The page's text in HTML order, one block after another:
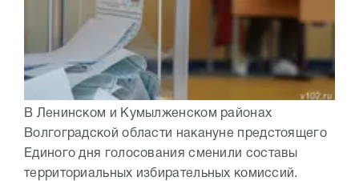
В Ленинском и Кумылженском районах
Волгоградской области накануне предстоящего
Единого дня голосования сменили составы
территориальных избирательных комиссий.